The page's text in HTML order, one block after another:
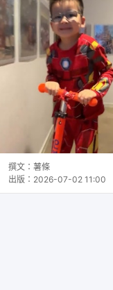
撰文： 薯條
出版： 2026-07-02 11:00